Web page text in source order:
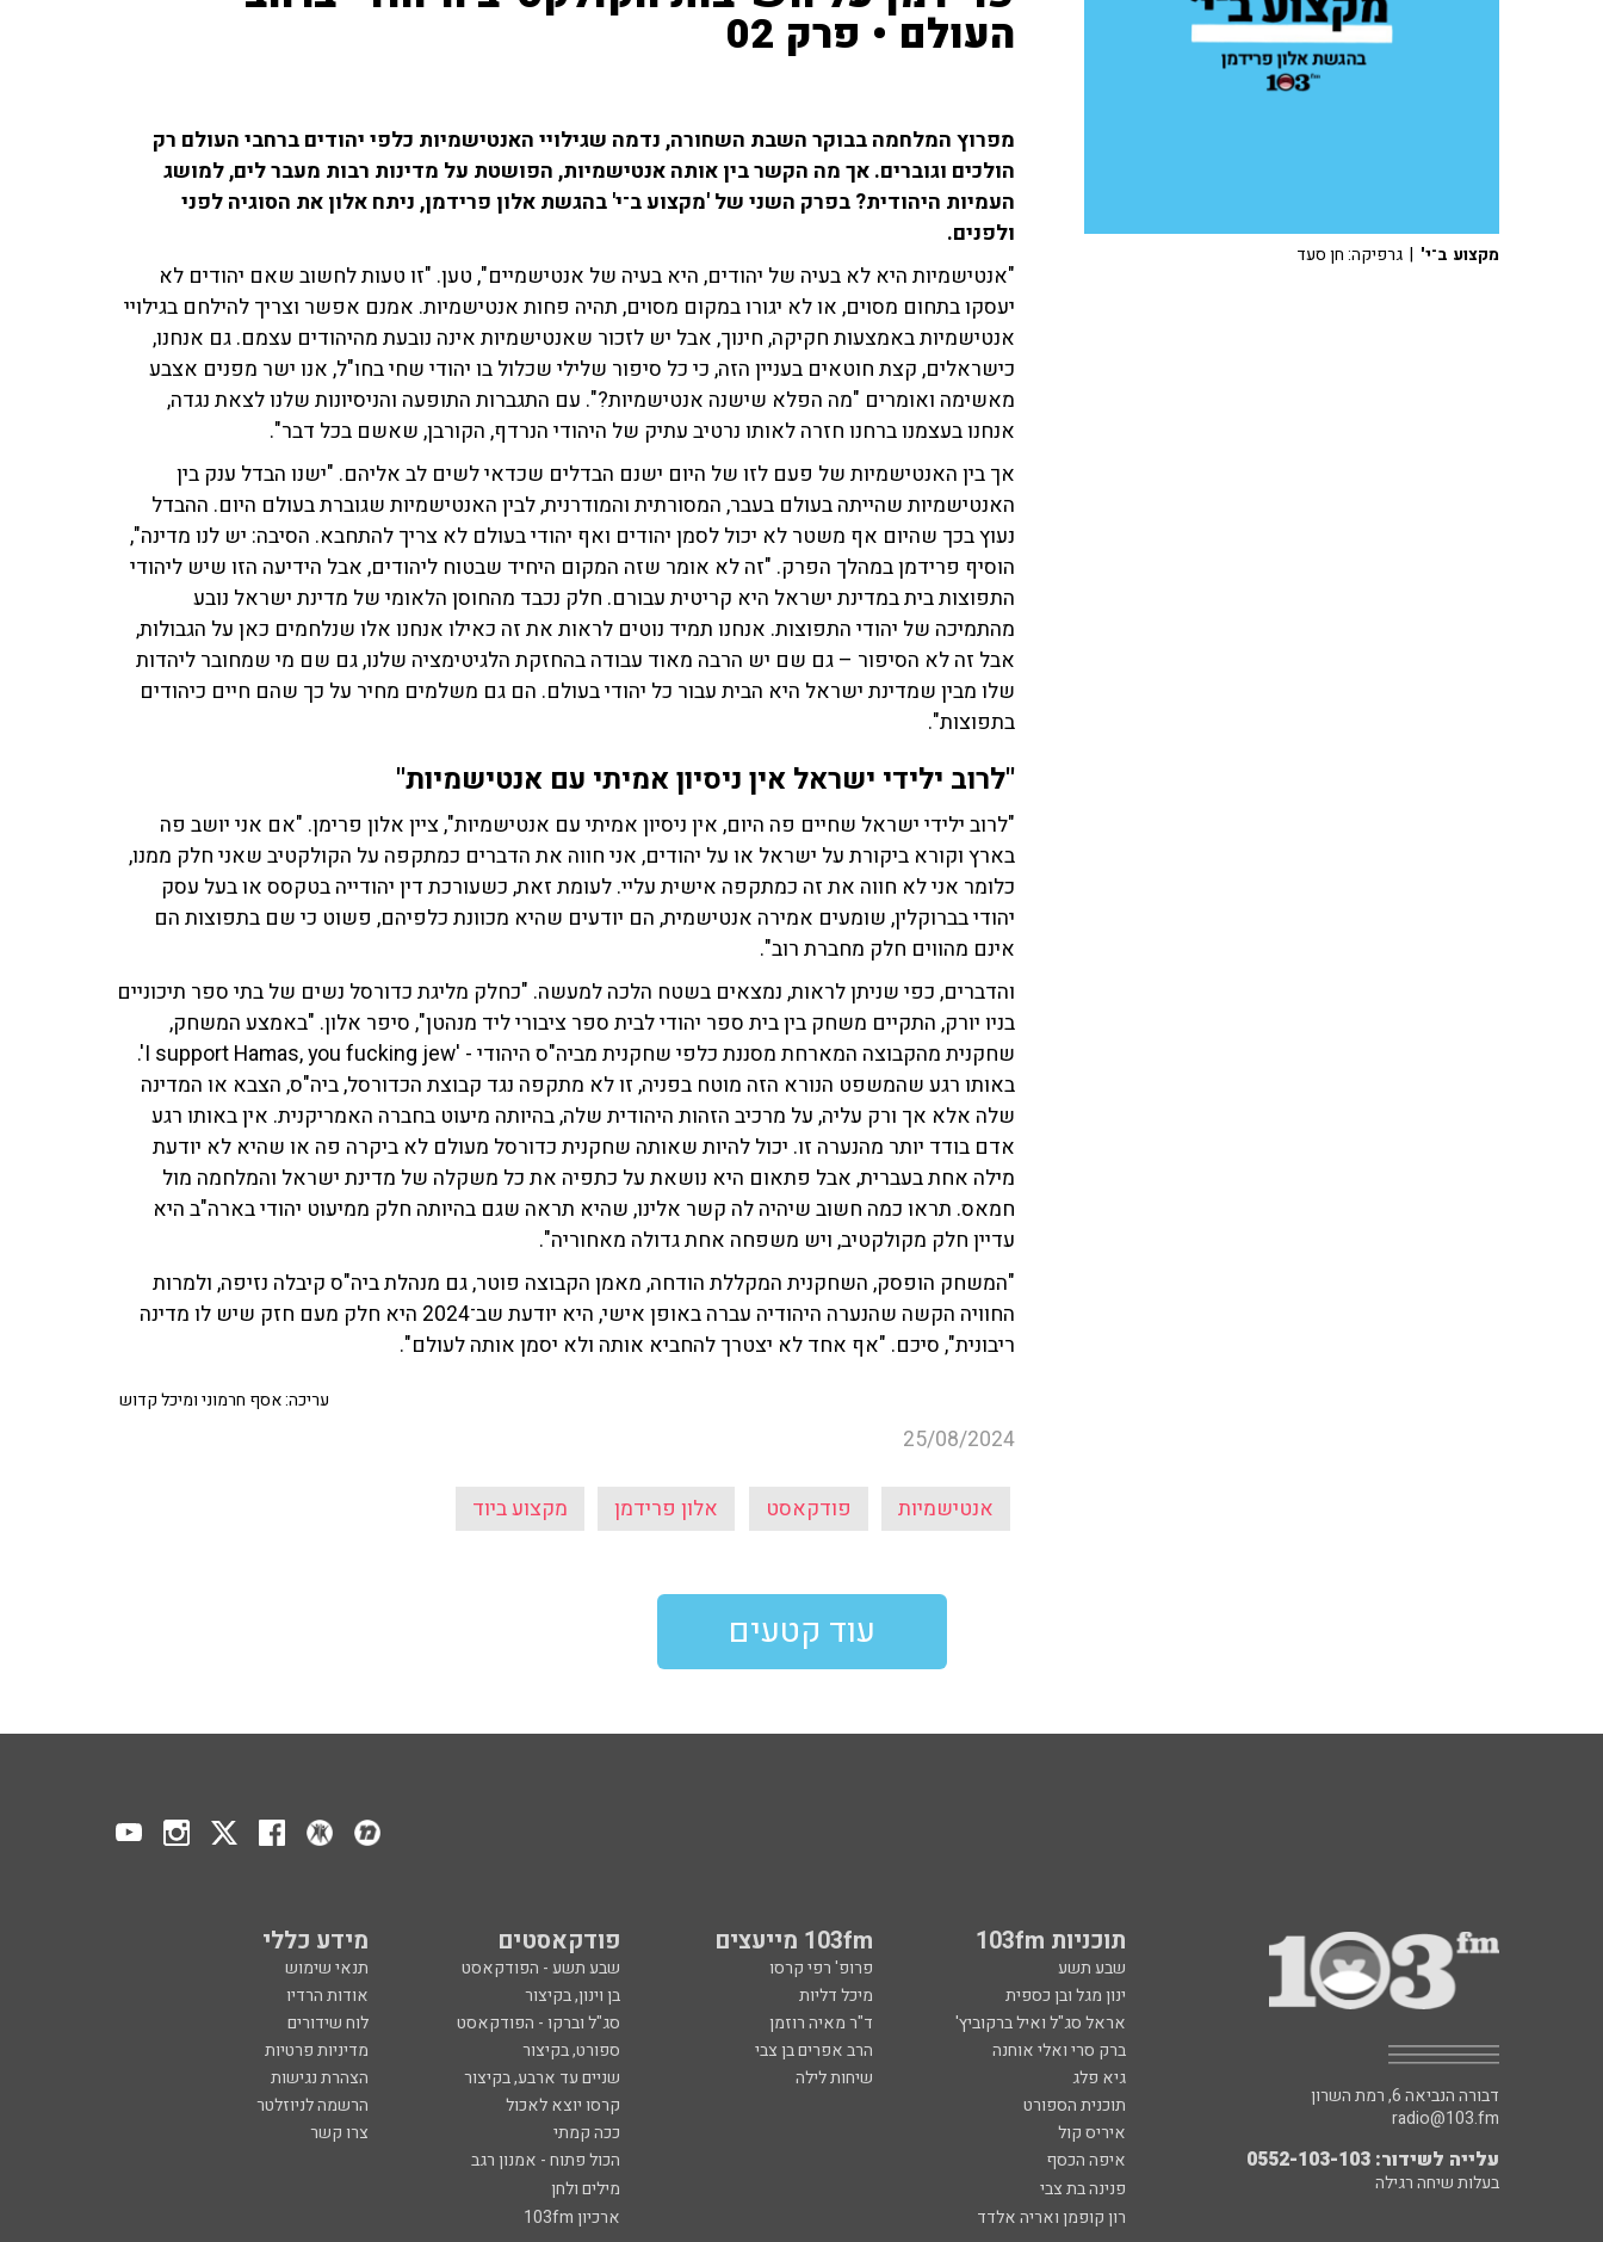
העולם • פרק 02
מפרוץ המלחמה בבוקר השבת השחורה, נדמה שגילויי האנטישמיות כלפי יהודים ברחבי העולם רק
הולכים וגוברים. אך מה הקשר בין אותה אנטישמיות, הפושטת על מדינות רבות מעבר לים, למושג
העמיות היהודית? בפרק השני של 'מקצוע ב־י' בהגשת אלון פרידמן, ניתח אלון את הסוגיה לפני
ולפנים.
"אנטישמיות היא לא בעיה של יהודים, היא בעיה של אנטישמיים", טען. "זו טעות לחשוב שאם יהודים לא
יעסקו בתחום מסוים, או לא יגורו במקום מסוים, תהיה פחות אנטישמיות. אמנם אפשר וצריך להילחם בגילויי
אנטישמיות באמצעות חקיקה, חינוך, אבל יש לזכור שאנטישמיות אינה נובעת מהיהודים עצמם. גם אנחנו,
כישראלים, קצת חוטאים בעניין הזה, כי כל סיפור שלילי שכלול בו יהודי שחי בחו"ל, אנו ישר מפנים אצבע
מאשימה ואומרים "מה הפלא שישנה אנטישמיות?". עם התגברות התופעה והניסיונות שלנו לצאת נגדה,
אנחנו בעצמנו ברחנו חזרה לאותו נרטיב עתיק של היהודי הנרדף, הקורבן, שאשם בכל דבר".
אך בין האנטישמיות של פעם לזו של היום ישנם הבדלים שכדאי לשים לב אליהם. "ישנו הבדל ענק בין
האנטישמיות שהייתה בעולם בעבר, המסורתית והמודרנית, לבין האנטישמיות שגוברת בעולם היום. ההבדל
נעוץ בכך שהיום אף משטר לא יכול לסמן יהודים ואף יהודי בעולם לא צריך להתחבא. הסיבה: יש לנו מדינה",
הוסיף פרידמן במהלך הפרק. "זה לא אומר שזה המקום היחיד שבטוח ליהודים, אבל הידיעה הזו שיש ליהודי
התפוצות בית במדינת ישראל היא קריטית עבורם. חלק נכבד מהחוסן הלאומי של מדינת ישראל נובע
מהתמיכה של יהודי התפוצות. אנחנו תמיד נוטים לראות את זה כאילו אנחנו אלו שנלחמים כאן על הגבולות,
אבל זה לא הסיפור – גם שם יש הרבה מאוד עבודה בהחזקת הלגיטימציה שלנו, גם שם מי שמחובר ליהדות
שלו מבין שמדינת ישראל היא הבית עבור כל יהודי בעולם. הם גם משלמים מחיר על כך שהם חיים כיהודים
בתפוצות".
"לרוב ילידי ישראל אין ניסיון אמיתי עם אנטישמיות"
"לרוב ילידי ישראל שחיים פה היום, אין ניסיון אמיתי עם אנטישמיות", ציין אלון פרימן. "אם אני יושב פה
בארץ וקורא ביקורת על ישראל או על יהודים, אני חווה את הדברים כמתקפה על הקולקטיב שאני חלק ממנו,
כלומר אני לא חווה את זה כמתקפה אישית עליי. לעומת זאת, כשעורכת דין יהודייה בטקסס או בעל עסק
יהודי בברוקלין, שומעים אמירה אנטישמית, הם יודעים שהיא מכוונת כלפיהם, פשוט כי שם בתפוצות הם
אינם מהווים חלק מחברת רוב".
והדברים, כפי שניתן לראות, נמצאים בשטח הלכה למעשה. "כחלק מליגת כדורסל נשים של בתי ספר תיכוניים
בניו יורק, התקיים משחק בין בית ספר יהודי לבית ספר ציבורי ליד מנהטן", סיפר אלון. "באמצע המשחק,
שחקנית מהקבוצה המארחת מסננת כלפי שחקנית מביה"ס היהודי - 'I support Hamas, you fucking jew'.
באותו רגע שהמשפט הנורא הזה מוטח בפניה, זו לא מתקפה נגד קבוצת הכדורסל, ביה"ס, הצבא או המדינה
שלה אלא אך ורק עליה, על מרכיב הזהות היהודית שלה, בהיותה מיעוט בחברה האמריקנית. אין באותו רגע
אדם בודד יותר מהנערה זו. יכול להיות שאותה שחקנית כדורסל מעולם לא ביקרה פה או שהיא לא יודעת
מילה אחת בעברית, אבל פתאום היא נושאת על כתפיה את כל משקלה של מדינת ישראל והמלחמה מול
חמאס. תראו כמה חשוב שיהיה לה קשר אלינו, שהיא תראה שגם בהיותה חלק ממיעוט יהודי בארה"ב היא
עדיין חלק מקולקטיב, ויש משפחה אחת גדולה מאחוריה".
"המשחק הופסק, השחקנית המקללת הודחה, מאמן הקבוצה פוטר, גם מנהלת ביה"ס קיבלה נזיפה, ולמרות
החוויה הקשה שהנערה היהודיה עברה באופן אישי, היא יודעת שב־2024 היא חלק מעם חזק שיש לו מדינה
ריבונית", סיכם. "אף אחד לא יצטרך להחביא אותה ולא יסמן אותה לעולם".
עריכה: אסף חרמוני ומיכל קדוש
25/08/2024
אנטישמיות פודקאסט אלון פרידמן מקצוע ביוד
מקצוע ב־י' | גרפיקה: חן סעד
עוד קטעים
תוכניות 103fm 103fm מייעצים פודקאסטים מידע כללי
שבע תשע פרופ' רפי קרסו שבע תשע - הפודקאסט
תנאי שימוש
ינון מגל ובן כספית
מיכל דליות בן וינון, בקיצור
אודות הרדיו
אראל סג"ל ואיל ברקוביץ'
ד"ר מאיה רוזמן סג"ל וברקו - הפודקאסט
לוח שידורים
ברק סרי ואלי אוחנה
הרב אפרים בן צבי ספורט, בקיצור
מדיניות פרטיות
גיא פלג
שיחות לילה שניים עד ארבע, בקיצור
הצהרת נגישות
תוכנית הספורט
קרסו יוצא לאכול
הרשמה לניוזלטר
איריס קול
ככה קמתי
צרו קשר
איפה הכסף
הכול פתוח - אמנון רגב
פנינה בת צבי
מילים ולחן
רון קופמן ואריה אלדד
ארכיון 103fm
דבורה הנביאה 6, רמת השרון
radio@103.fm
עלייה לשידור: 0552-103-103
בעלות שיחה רגילה